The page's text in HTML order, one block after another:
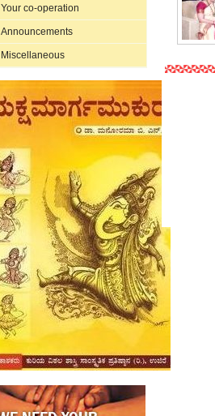
Your co-operation
Announcements
Miscellaneous